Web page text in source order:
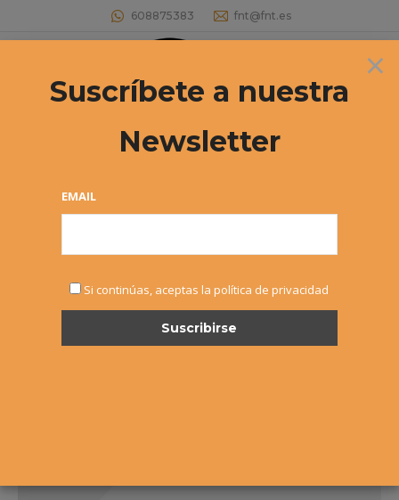
608875383 fnt@fnt.es
Buscar:
Circuito del Norte de Tenis
26
×
Suscríbete a nuestra
Newsletter
EMAIL
Si continúas, aceptas la política de privacidad